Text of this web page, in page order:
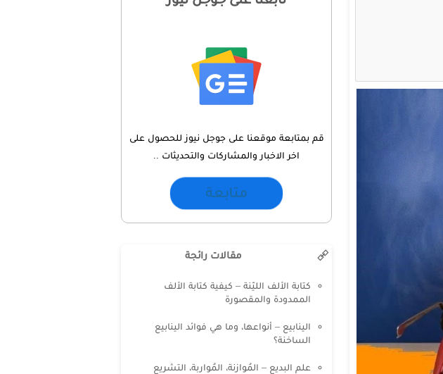
قم بمتابعة موقعنا على جوجل نيوز للحصول على
اخر الاخبار والمشاركات والتحديثات ..
متابعة
مقالات رائجة
كتابة الألف الليّنة – كيفية كتابة الألف
الممدودة والمقصورة
الينابيع – أنواعها، وما هي فوائد الينابيع
الساخنة؟
علم البديع – المُوازنة، المُواربة، التشريع